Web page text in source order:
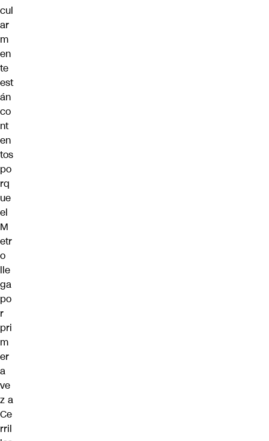
cul
ar
m
en
te
est
án
co
nt
en
tos
po
rq
ue
el
M
etr
o
lle
ga
po
r
pri
m
er
a
ve
z a
Ce
rril